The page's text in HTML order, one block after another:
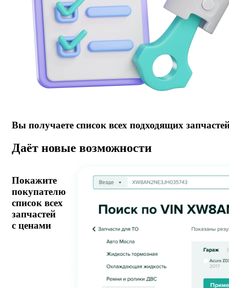
Вы получаете список всех подходящих
Даёт новые возможности
Покажите
покупателю
список всех
запчастей
с ценами